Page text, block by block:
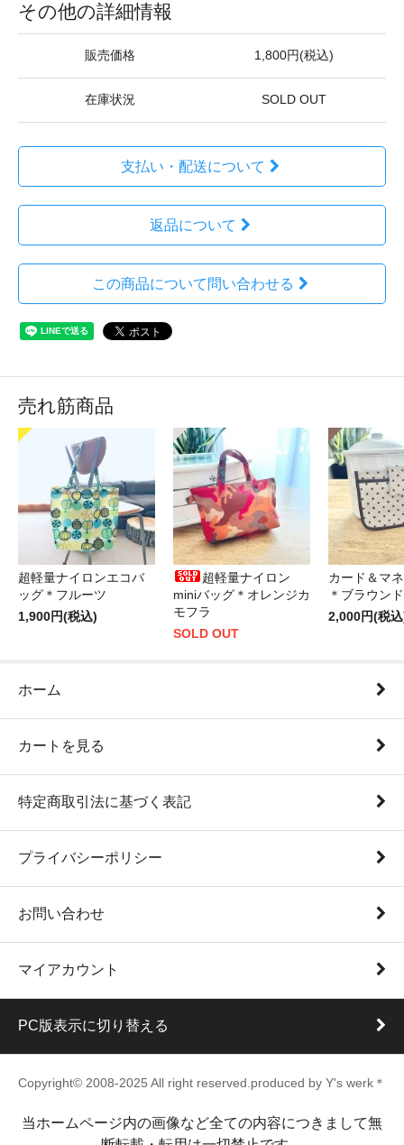
その他の詳細情報
販売価格 1,800円(税込)
在庫状況 SOLD OUT
支払い・配送について
返品について
この商品について問い合わせる
売れ筋商品
超軽量ナイロンエコバ
ッグ＊フルーツ
1,900円(税込)
超軽量ナイロン
miniバッグ＊オレンジカ
モフラ
SOLD OUT
カード＆マ
＊ブラウン
2,000円(税
ホーム
カートを見る
特定商取引法に基づく表記
プライバシーポリシー
お問い合わせ
マイアカウント
PC版表示に切り替える
Copyright© 2008-2025 All right reserved.produced by Y's werk＊
当ホームページ内の画像など全ての内容につきまして無